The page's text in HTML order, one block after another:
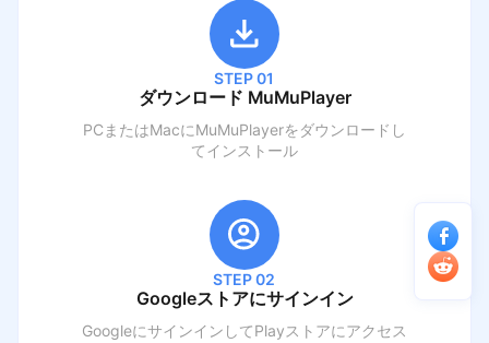
STEP 01
ダウンロード MuMuPlayer
PCまたはMacにMuMuPlayerをダウンロードし
てインストール
STEP 02
Googleストアにサインイン
GoogleにサインインしてPlayストアにアクセス